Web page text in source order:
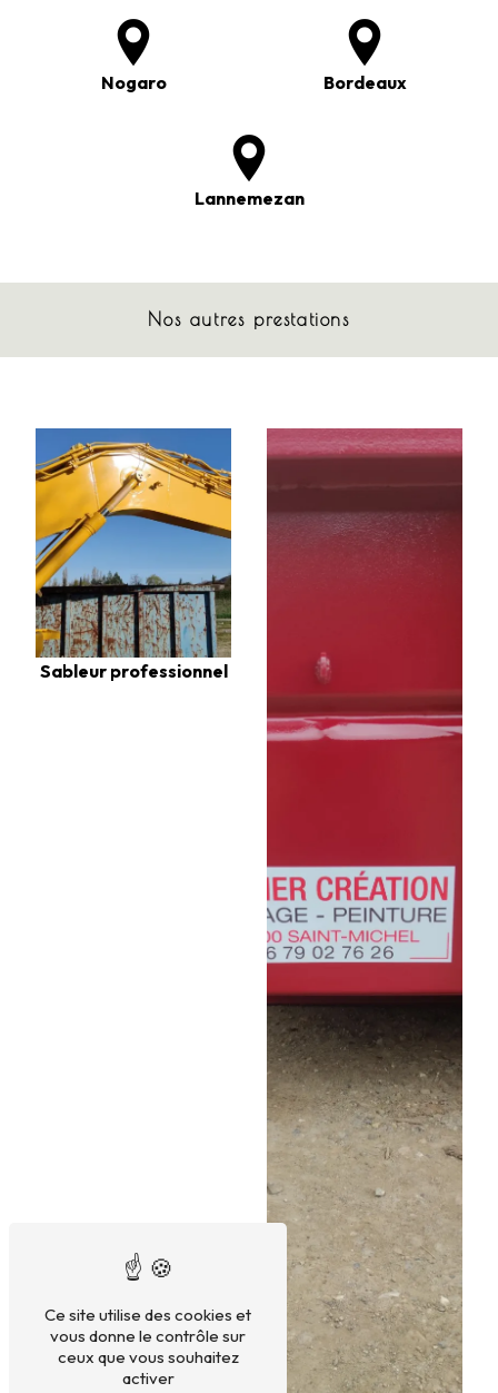
Nogaro Bordeaux
Lannemezan
Nos autres prestations
Sableur professionnel
Ce site utilise des cookies et
vous donne le contrôle sur
ceux que vous souhaitez
activer